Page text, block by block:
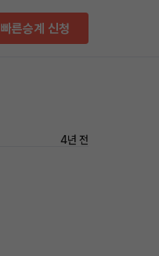
빠른승계 신청
4년 전